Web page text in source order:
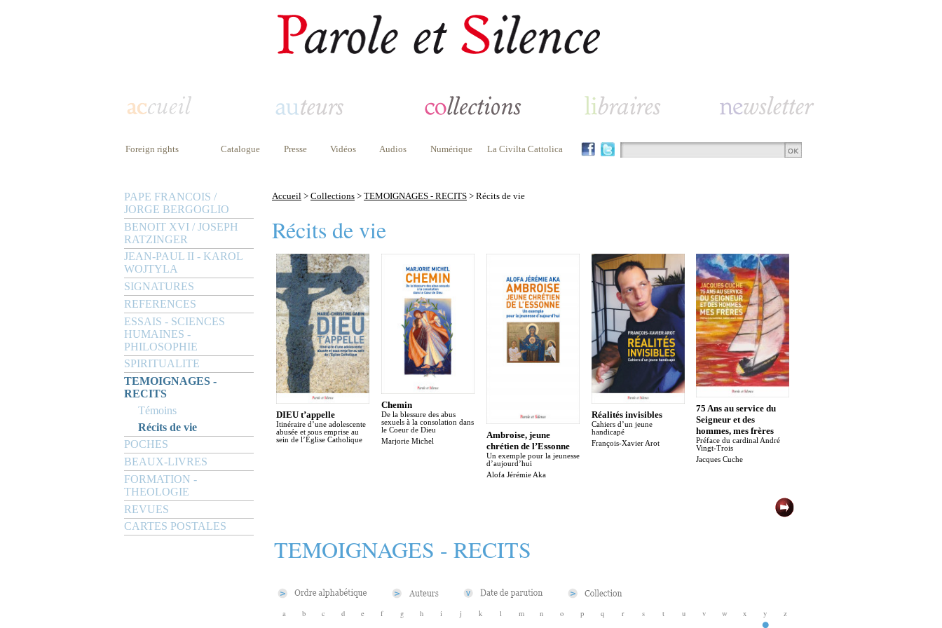
Foreign rights Catalogue Presse Vidéos Audios Numérique La Civilta Cattolica
PAPE FRANCOIS /
JORGE BERGOGLIO
BENOIT XVI / JOSEPH
RATZINGER
JEAN-PAUL II - KAROL
WOJTYLA
SIGNATURES
REFERENCES
ESSAIS - SCIENCES
HUMAINES -
PHILOSOPHIE
SPIRITUALITE
TEMOIGNAGES -
RECITS
Témoins
Récits de vie
POCHES
BEAUX-LIVRES
FORMATION -
THEOLOGIE
REVUES
CARTES POSTALES
Accueil > Collections > TEMOIGNAGES - RECITS > Récits de vie
Récits de vie
DIEU t’appelle
Itinéraire d’une adolescente
abusée et sous emprise au
sein de l’Église Catholique
Chemin
De la blessure des abus
sexuels à la consolation dans
le Coeur de Dieu
Marjorie Michel
Ambroise, jeune
chrétien de l’Essonne
Un exemple pour la jeunesse
d’aujourd’hui
Alofa Jérémie Aka
Réalités invisibles
Cahiers d’un jeune
handicapé
François-Xavier Arot
75 Ans au service du
Seigneur et des
hommes, mes frères
Préface du cardinal André
Vingt-Trois
Jacques Cuche
TEMOIGNAGES - RECITS
a b c d e f g h i j k l m n o p q r s t u v w x y z